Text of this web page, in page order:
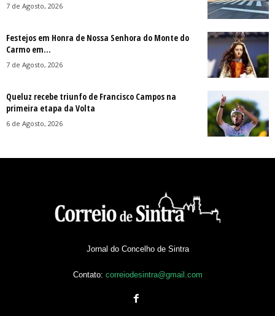
7 de Agosto, 2026
Festejos em Honra de Nossa Senhora do Monte do
Carmo em...
7 de Agosto, 2026
Queluz recebe triunfo de Francisco Campos na
primeira etapa da Volta
6 de Agosto, 2026
Jornal do Concelho de Sintra
Contato: correiodesintra@gmail.com